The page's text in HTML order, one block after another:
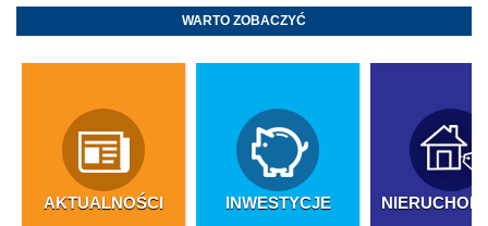
WARTO ZOBACZYĆ
AKTUALNOŚCI INWESTYCJE